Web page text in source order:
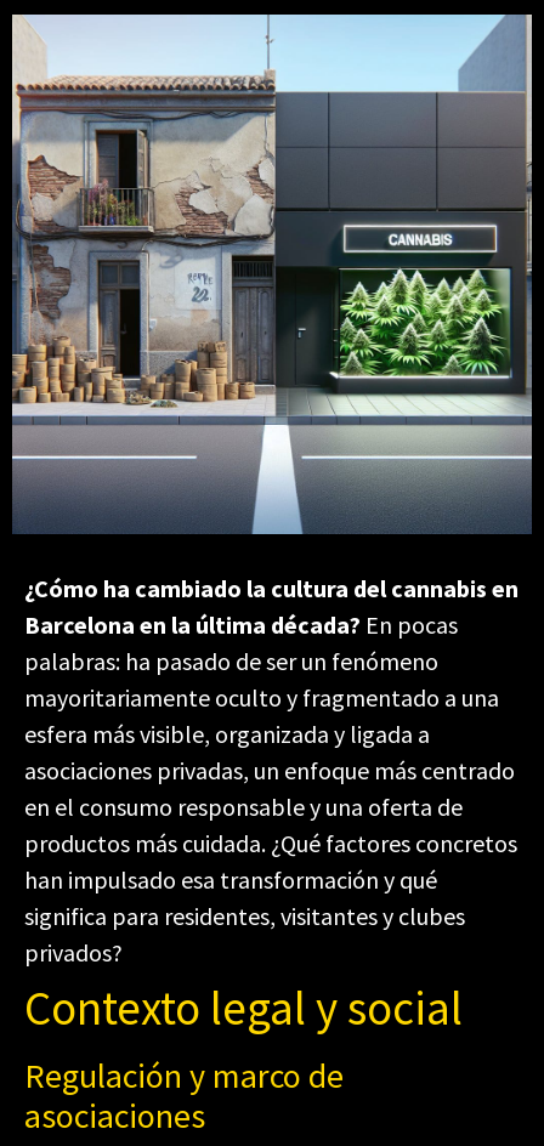
¿Cómo ha cambiado la cultura del cannabis en
Barcelona en la última década? En pocas
palabras: ha pasado de ser un fenómeno
mayoritariamente oculto y fragmentado a una
esfera más visible, organizada y ligada a
asociaciones privadas, un enfoque más centrado
en el consumo responsable y una oferta de
productos más cuidada. ¿Qué factores concretos
han impulsado esa transformación y qué
significa para residentes, visitantes y clubes
privados?
Contexto legal y social
Regulación y marco de
asociaciones